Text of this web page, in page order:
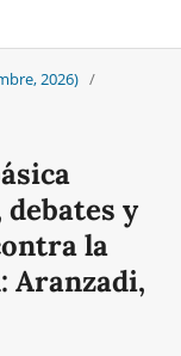
2026) /
y
la
Aranzadi,